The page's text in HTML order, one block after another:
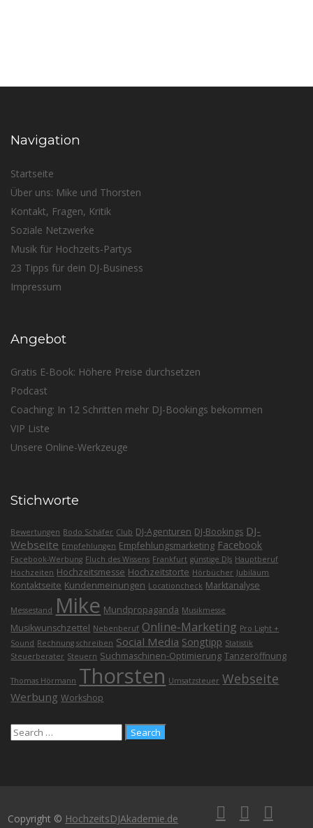
Navigation
Startseite
Über uns: Mike und Thorsten
Kontakt, Fragen, Kritik
Soziale Netzwerke
Musik für Hochzeits-Partys
23 Tipps für dein DJ-Business
Impressum
Angebot
Gratis E-Book: Höhere Preise durchsetzen
Podcast
Coaching: In 12 Schritten mehr DJ-Bookings bekommen
VIP Liste
Unsere Online-Werkzeuge
Stichworte
Bewertungen Bodo Schäfer Club DJ-Agenturen DJ-Bookings DJ-
Webseite Empfehlungen Empfehlungsmarketing Facebook
Facebook-Werbung Fluch des Wissens Frankfurt günstige DJs Hauptberuf
Hochzeiten Hochzeitsmesse Hochzeitstorte Hörbücher Jubiläum
Kontaktseite Kundenmeinungen Locationcheck Marktanalyse
Messestand Mike Mundpropaganda Musikmesse
Musikwunschzettel Nebenberuf Online-Marketing Pro Light +
Sound Rechnung schreiben Social Media Songtipp Statistik
Steuerberater Steuern Suchmaschinen-Optimierung Tanzeröffnung
Thomas Hörmann Thorsten Umsatzsteuer Webseite
Werbung Workshop
Copyright © HochzeitsDJAkademie.de